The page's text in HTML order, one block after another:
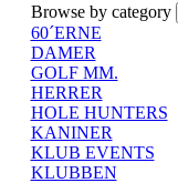
Browse by category
60´ERNE
DAMER
GOLF MM.
HERRER
HOLE HUNTERS
KANINER
KLUB EVENTS
KLUBBEN